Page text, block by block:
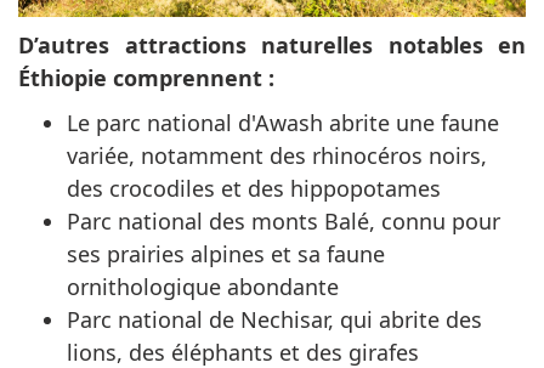
D’autres attractions naturelles notables en
Éthiopie comprennent :
Le parc national d'Awash abrite une faune
variée, notamment des rhinocéros noirs,
des crocodiles et des hippopotames
Parc national des monts Balé, connu pour
ses prairies alpines et sa faune
ornithologique abondante
Parc national de Nechisar, qui abrite des
lions, des éléphants et des girafes